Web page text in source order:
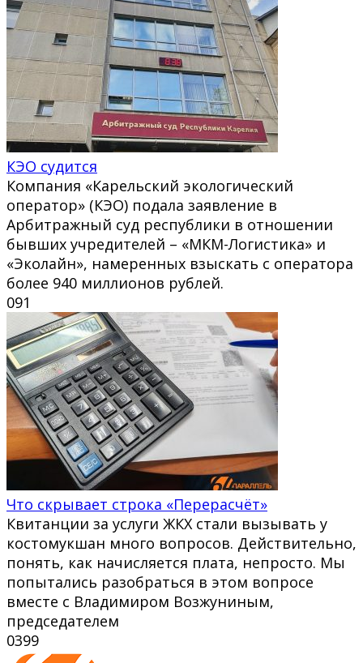
КЭО судится
Компания «Карельский экологический
оператор» (КЭО) подала заявление в
Арбитражный суд республики в отношении
бывших учредителей – «МКМ-Логистика» и
«Эколайн», намеренных взыскать с оператора
более 940 миллионов рублей.
091
Что скрывает строка «Перерасчёт»
Квитанции за услуги ЖКХ стали вызывать у
костомукшан много вопросов. Действительно,
понять, как начисляется плата, непросто. Мы
попытались разобраться в этом вопросе
вместе с Владимиром Возжуниным,
председателем
0399